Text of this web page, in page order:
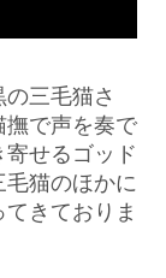
三毛猫さ
撫で声を奏で
せるゴッド
猫のほかに
きておりま